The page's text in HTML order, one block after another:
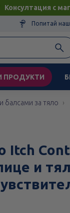
Консултация с
Попитай
ПРОДУКТИ
балсами за тяло
Itch
и